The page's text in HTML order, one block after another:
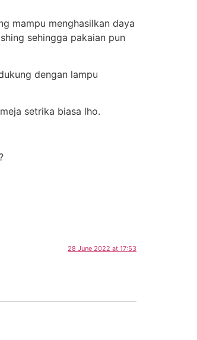
mampu menghasilkan daya
sehingga pakaian pun
dengan lampu
setrika biasa lho.
28 June 2022 at 17:53